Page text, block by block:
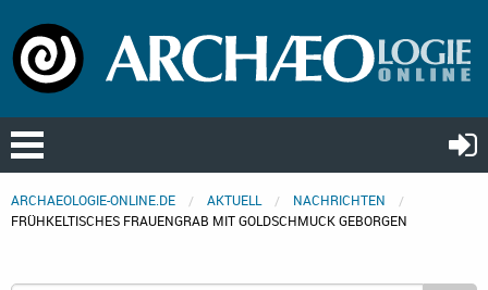
ARCHAEOLOGIE-ONLINE.DE AKTUELL
NACHRICHTEN
FRÜHKELTISCHES FRAUENGRAB MIT GOLDSCHMUCK GEBORGEN